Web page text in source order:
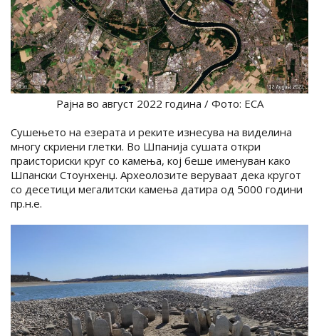
Рајна во август 2022 година / Фото: ЕСА
Сушењето на езерата и реките изнесува на виделина
многу скриени глетки. Во Шпанија сушата откри
праисториски круг со камења, кој беше именуван како
Шпански Стоунхенџ. Археолозите веруваат дека кругот
со десетици мегалитски камења датира од 5000 години
пр.н.е.